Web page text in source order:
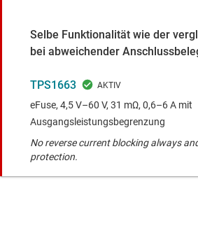
Selbe Funktionalität wie der
bei abweichender
TPS1663
eFuse, 4,5 V–60 V, 31 mΩ, 0,6–6 A mit
Ausgangsleistungsbegrenzung
No reverse current blocking always
protection.